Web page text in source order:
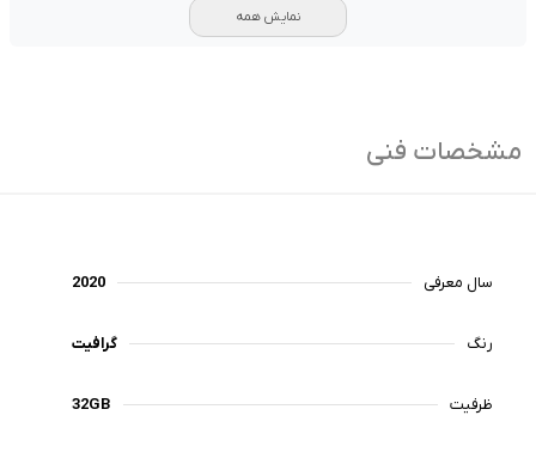
نمایش همه
مشخصات فنی
سال معرفی 2020
رنگ‌ گرافیت
ظرفیت 32GB